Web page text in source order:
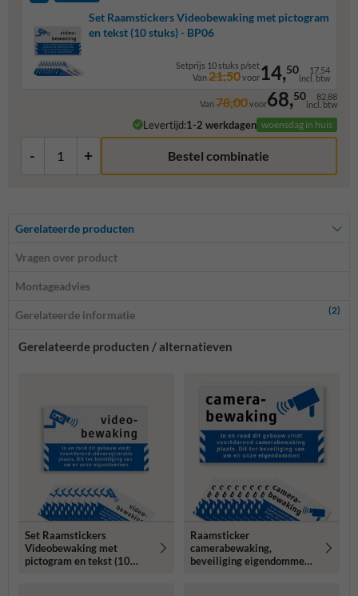
Set Raamstickers Videobewaking met pictogram
en tekst (10 stuks) - BP06
Setprijs 10 stuks p/set
Van21,50voor14,50 17,54
incl. btw
Van78,00voor68,50 82,88
incl. btw
Levertijd:1-2 werkdagen woensdag in huis
- + Bestel combinatie
Gerelateerde producten
Vragen over product
Montageadvies
Gerelateerde informatie (2)
Gerelateerde producten / alternatieven
Set Raamstickers
Videobewaking met
pictogram en tekst (10
Raamsticker
camerabewaking,
beveiliging eigendommen -